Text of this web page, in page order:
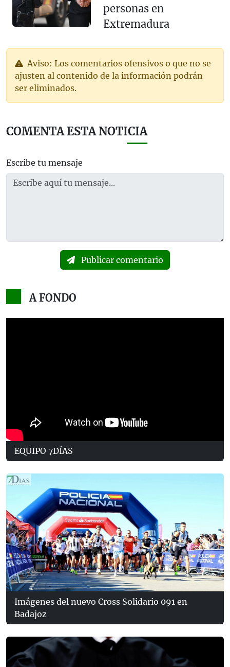
personas en
Extremadura
Aviso: Los comentarios ofensivos o que no se
ajusten al contenido de la información podrán
ser eliminados.
COMENTA ESTA NOTICIA
Escribe tu mensaje
Publicar comentario
A FONDO
EQUIPO 7DÍAS
Imágenes del nuevo Cross Solidario 091 en
Badajoz